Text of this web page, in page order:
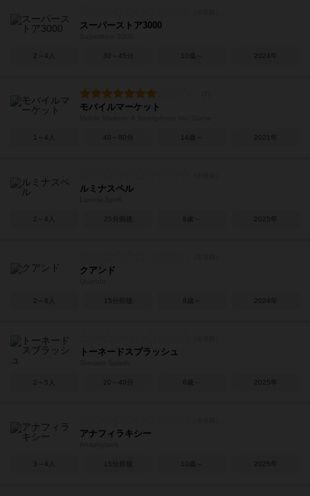
スーパーストア3000
2～4人 30～45分 10歳～ 2024年
モバイルマーケット
1～4人 40～80分 14歳～ 2021年
ルミナスペル
2～4人 25分前後 8歳～ 2025年
クアンド
2～6人 15分前後 8歳～ 2024年
トーネードスプラッシュ
2～5人 20～40分 6歳～ 2025年
アナフィラキシー
3～4人 15分前後 10歳～ 2025年